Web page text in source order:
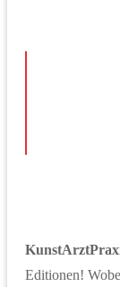
Editionen!